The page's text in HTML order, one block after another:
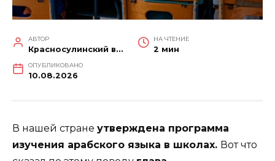
АВТОР
Красносулинский вестник
НА ЧТЕНИЕ
2 мин
ОПУБЛИКОВАНО
10.08.2026
В нашей стране утверждена программа
изучения арабского языка в школах. Вот что